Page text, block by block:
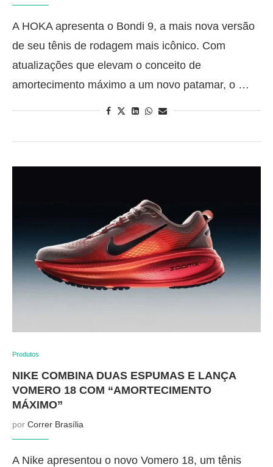
A HOKA apresenta o Bondi 9, a mais nova versão
de seu tênis de rodagem mais icônico. Com
atualizações que elevam o conceito de
amortecimento máximo a um novo patamar, o …
Produtos
NIKE COMBINA DUAS ESPUMAS E LANÇA
VOMERO 18 COM “AMORTECIMENTO
MÁXIMO”
por Correr Brasília
A Nike apresentou o novo Vomero 18, um tênis